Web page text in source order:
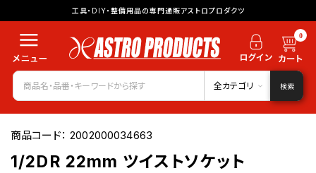
工具・DIY・整備用品の専門通販アストロプロダクツ
0
全カテゴリ 検索
商品コード：2002000034663
1/2DR 22mm ツイストソケット